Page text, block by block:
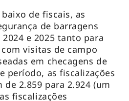
de fiscais, as
de barragens
e 2025 tanto para
visitas de campo
em checagens de
período, as fiscalizações
2.859 para 2.924 (um
fiscalizações